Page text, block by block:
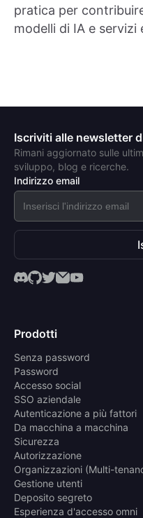
pratica per
modelli di IA e servizi
Iscriviti alle newsletter
Rimani aggiornato sulle
sviluppo, blog e ricerche.
Indirizzo email
Prodotti
Senza password
Password
Accesso social
SSO aziendale
Autenticazione a più fattori
Da macchina a macchina
Sicurezza
Autorizzazione
Organizzazioni (Multi-
Gestione utenti
Deposito segreto
Esperienza d'accesso omni